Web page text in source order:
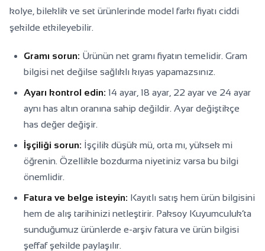
kolye, bileklik ve set ürünlerinde model farkı fiyatı ciddi
şekilde etkileyebilir.
Gramı sorun: Ürünün net gramı fiyatın temelidir. Gram
bilgisi net değilse sağlıklı kıyas yapamazsınız.
Ayarı kontrol edin: 14 ayar, 18 ayar, 22 ayar ve 24 ayar
aynı has altın oranına sahip değildir. Ayar değiştikçe
has değer değişir.
İşçiliği sorun: İşçilik düşük mü, orta mı, yüksek mi
öğrenin. Özellikle bozdurma niyetiniz varsa bu bilgi
önemlidir.
Fatura ve belge isteyin: Kayıtlı satış hem ürün bilgisini
hem de alış tarihinizi netleştirir. Paksoy Kuyumculuk’ta
sunduğumuz ürünlerde e-arşiv fatura ve ürün bilgisi
şeffaf şekilde paylaşılır.